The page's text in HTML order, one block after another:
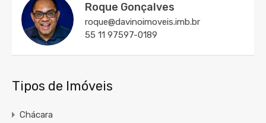
Roque Gonçalves
roque@davinoimoveis.imb.br
55 11 97597-0189
Tipos de Imóveis
Chácara